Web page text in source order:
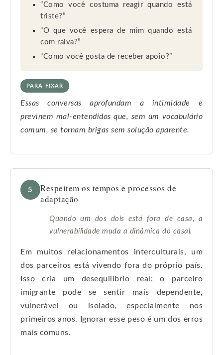
“Como você costuma reagir quando está
triste?”
“O que você espera de mim quando está
com raiva?”
“Como você gosta de receber apoio?”
PARA FIXAR
Essas conversas aprofundam a intimidade e
previnem mal-entendidos que, sem um vocabulário
comum, se tornam brigas sem solução aparente.
5
Respeitem os tempos e processos de
adaptação
Quando um dos dois está fora de casa, a
vulnerabilidade muda a dinâmica do casal.
Em muitos relacionamentos interculturais, um
dos parceiros está vivendo fora do próprio país.
Isso cria um desequilíbrio real: o parceiro
imigrante pode se sentir mais dependente,
vulnerável ou isolado, especialmente nos
primeiros anos. Ignorar esse peso é um dos erros
mais comuns.